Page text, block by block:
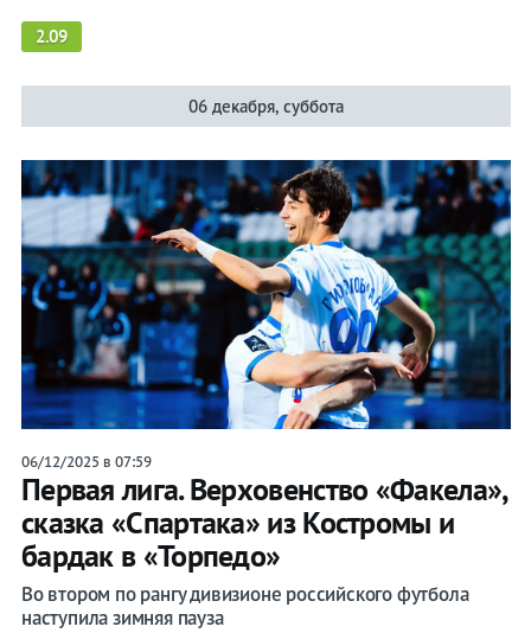
2.09
06 декабря, суббота
06/12/2025 в 07:59
Первая лига. Верховенство «Факела»,
сказка «Спартака» из Костромы и
бардак в «Торпедо»
Во втором по рангу дивизионе российского футбола
наступила зимняя пауза
Бои
Игры